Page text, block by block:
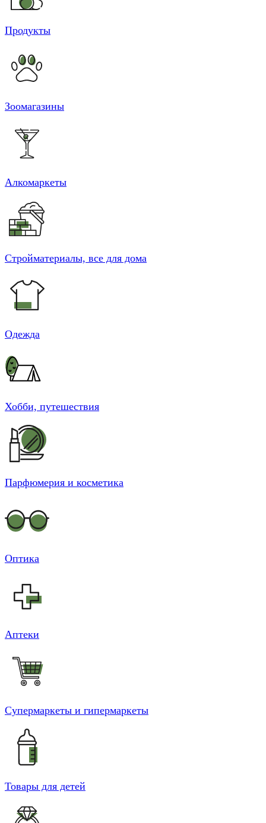
Продукты
Зоомагазины
Алкомаркеты
Стройматериалы, все для дома
Одежда
Хобби, путешествия
Парфюмерия и косметика
Оптика
Аптеки
Супермаркеты и гипермаркеты
Товары для детей